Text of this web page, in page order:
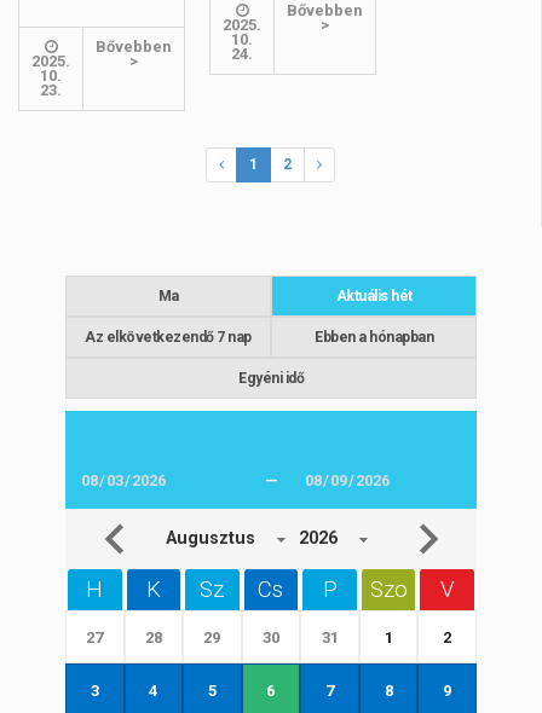
2025.
10.
23.
Bővebben
>
2025.
10.
24.
Bővebben
>
1 2
Egyéni idő
Ma Aktuális hét
Az elkövetkezendő 7 nap Ebben a hónapban
—
Augusztus 2026
H K Sz Cs P Szo V
27 28 29 30 31 1 2
3 4 5 6 7 8 9